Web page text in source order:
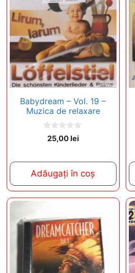
Babydream – Vol. 19 –
Muzica de relaxare
o
f
5
25,00 lei
Adăugați în coș